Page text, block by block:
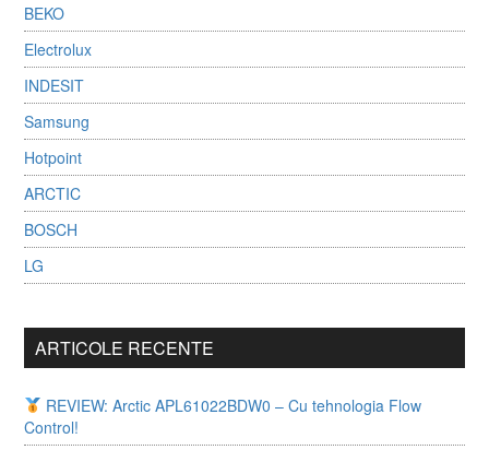
BEKO
Electrolux
INDESIT
Samsung
Hotpoint
ARCTIC
BOSCH
LG
ARTICOLE RECENTE
REVIEW: Arctic APL61022BDW0 – Cu tehnologia Flow
Control!